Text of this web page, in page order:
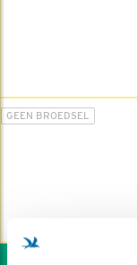
GEEN BROEDSEL